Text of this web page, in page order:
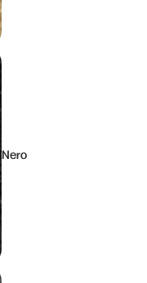
Nero